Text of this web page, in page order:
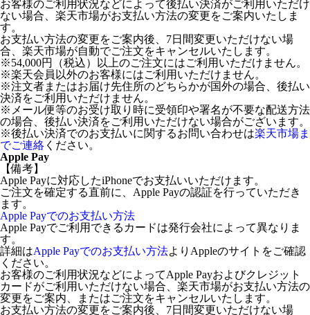
お客様のご利用状況などによって後払い決済がご利用いただけ
ない場合、楽天市場がお支払い方法の変更をご案内いたしま
す。
お支払い方法の変更をご案内後、7日間変更いただけない場
合、楽天市場が自動でご注文をキャンセルいたします。
※54,000円（税込）以上のご注文にはご利用いただけません。
※楽天会員以外のお客様にはご利用いただけません。
※注文者またはお届け先住所のどちらかが国外の場合、後払い
決済をご利用いただけません。
※メール便等のお受け取り時に受領印や署名が不要な配送方法
の場合、後払い決済をご利用いただけない場合がございます。
※後払い決済でのお支払いに関するお問い合わせは楽天市場ま
でご連絡 ください。
Apple Pay
【備考】
Apple Payに対応したiPhoneでお支払いいただけます。
ご注文を確定する直前に、Apple Payの認証を行っていただき
ます。
Apple Payでのお支払い方法
Apple Payでご利用できるカードは発行会社によって異なりま
す。
詳細はApple Payでのお支払い方法よりAppleのサイトをご確認
ください。
お客様のご利用状況などによってApple Payおよびクレジット
カードがご利用いただけない場合、楽天市場がお支払い方法の
変更をご案内、またはご注文をキャンセルいたします。
お支払い方法の変更をご案内後、7日間変更いただけない場